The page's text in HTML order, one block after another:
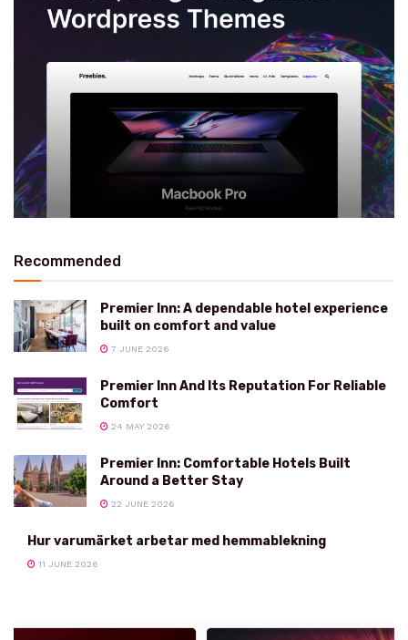
Recommended
Premier Inn: A dependable hotel experience
built on comfort and value
7 JUNE 2026
Premier Inn And Its Reputation For Reliable
Comfort
24 MAY 2026
Premier Inn: Comfortable Hotels Built
Around a Better Stay
22 JUNE 2026
Hur varumärket arbetar med hemmablekning
11 JUNE 2026